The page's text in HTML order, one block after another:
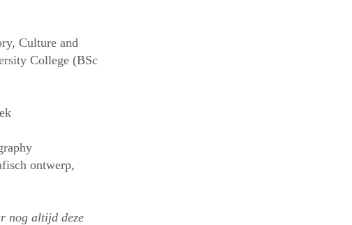
Culture and
College (BSc
ontwerp,
nog altijd deze